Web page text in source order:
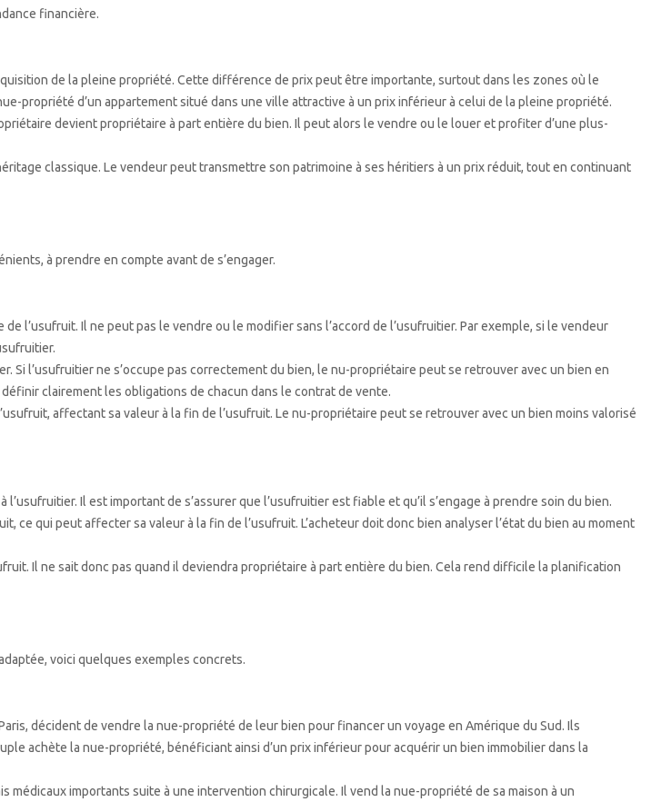
financière.
de la pleine propriété. Cette différence de prix peut être importante, surtout dans les zones où le
propriété d’un appartement situé dans une ville attractive à un prix inférieur à celui de la pleine propriété.
devient propriétaire à part entière du bien. Il peut alors le vendre ou le louer et profiter d’une plus-
classique. Le vendeur peut transmettre son patrimoine à ses héritiers à un prix réduit, tout en continuant
à prendre en compte avant de s’engager.
l’usufruit. Il ne peut pas le vendre ou le modifier sans l’accord de l’usufruitier. Par exemple, si le vendeur
Si l’usufruitier ne s’occupe pas correctement du bien, le nu-propriétaire peut se retrouver avec un bien en
clairement les obligations de chacun dans le contrat de vente.
affectant sa valeur à la fin de l’usufruit. Le nu-propriétaire peut se retrouver avec un bien moins valorisé
Il est important de s’assurer que l’usufruitier est fiable et qu’il s’engage à prendre soin du bien.
ce qui peut affecter sa valeur à la fin de l’usufruit. L’acheteur doit donc bien analyser l’état du bien au moment
Il ne sait donc pas quand il deviendra propriétaire à part entière du bien. Cela rend difficile la planification
voici quelques exemples concrets.
décident de vendre la nue-propriété de leur bien pour financer un voyage en Amérique du Sud. Ils
achète la nue-propriété, bénéficiant ainsi d’un prix inférieur pour acquérir un bien immobilier dans la
médicaux importants suite à une intervention chirurgicale. Il vend la nue-propriété de sa maison à un